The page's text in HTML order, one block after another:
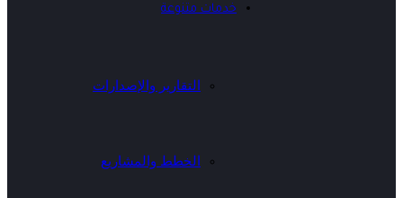
خدمات متنوعة
التقارير والإصدارات
الخطط والمشاريع